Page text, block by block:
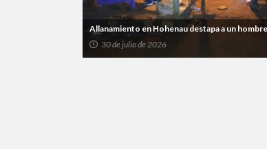
Allanamiento en Hohenau destapa a un
30 de julio de 2026